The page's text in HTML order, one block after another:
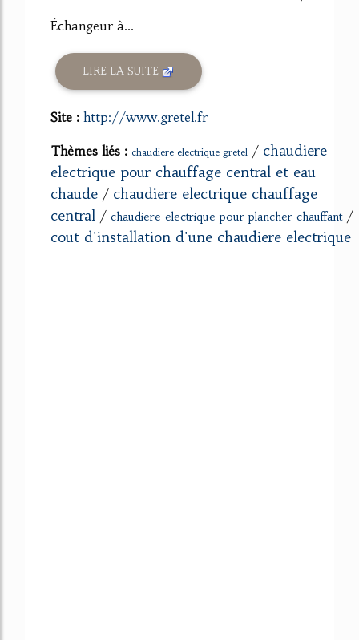
Échangeur à...
LIRE LA SUITE
Site : http://www.gretel.fr
Thèmes liés : chaudiere electrique gretel / chaudiere
electrique pour chauffage central et eau
chaude / chaudiere electrique chauffage
central / chaudiere electrique pour plancher chauffant/
cout d'installation d'une chaudiere electrique